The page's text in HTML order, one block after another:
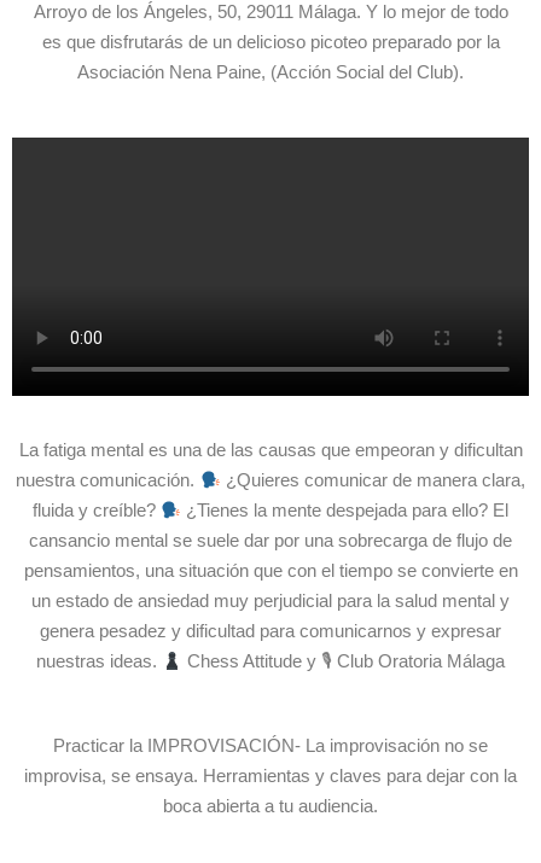
Arroyo de los Ángeles, 50, 29011 Málaga. Y lo mejor de todo
es que disfrutarás de un delicioso picoteo preparado por la
Asociación Nena Paine, (Acción Social del Club).
La fatiga mental es una de las causas que empeoran y dificultan
nuestra comunicación.
¿Quieres comunicar de manera clara,
fluida y creíble?
¿Tienes la mente despejada para ello? El
cansancio mental se suele dar por una sobrecarga de flujo de
pensamientos, una situación que con el tiempo se convierte en
un estado de ansiedad muy perjudicial para la salud mental y
genera pesadez y dificultad para comunicarnos y expresar
nuestras ideas.
Chess Attitude y 🎙 Club Oratoria Málaga
Practicar la IMPROVISACIÓN- La improvisación no se
improvisa, se ensaya. Herramientas y claves para dejar con la
boca abierta a tu audiencia.